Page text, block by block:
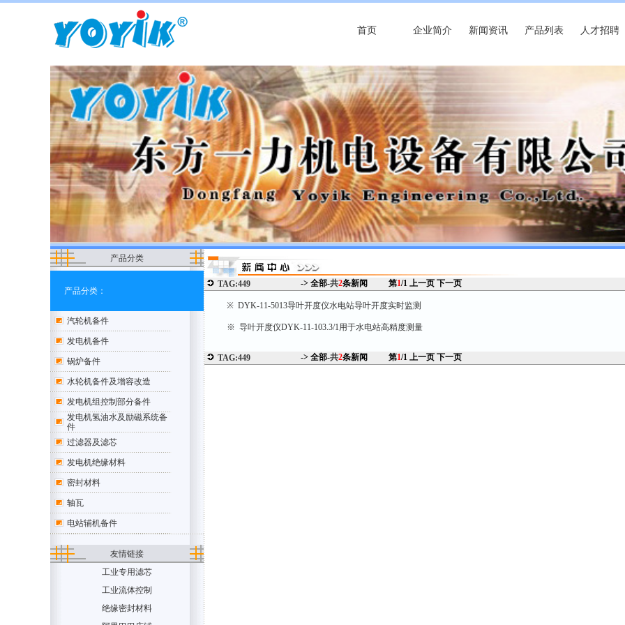
首页 企业简介 新闻资讯 产品列表 人才招聘
产品分类
产品分类：
汽轮机备件
发电机备件
锅炉备件
水轮机备件及增容改造
发电机组控制部分备件
发电机氢油水及励磁系统备
件
过滤器及滤芯
发电机绝缘材料
密封材料
轴瓦
电站辅机备件
友情链接
工业专用滤芯
工业流体控制
绝缘密封材料
TAG:449 -> 全部-共2条新闻 第1/1 上一页 下一页
※ DYK-11-5013导叶开度仪水电站导叶开度实时监测
※ 导叶开度仪DYK-11-103.3/1用于水电站高精度测量
TAG:449 -> 全部-共2条新闻 第1/1 上一页 下一页